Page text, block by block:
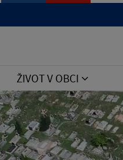
ŽIVOT V OBCI